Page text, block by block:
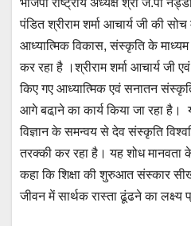
भाजपा राष्ट्रीय अध्यक्ष श्री जे.पी
पंडित श्रीराम शर्मा आचार्य जी की
आध्यात्मिक विकास, संस्कृति के
कर रहा है ।श्रीराम शर्मा आचार्य जी
किए गए आध्यात्मिक एवं सनातन
आगे बढा़ने का कार्य किया जा रहा है।
विज्ञान के समन्वय से देव संस्कृति
तरक्की कर रहा है। यह शोध
कहा कि शिक्षा की शुरुआत संस्कार
जीवन में सार्थक रास्ता ढूंढने का लक्ष्य